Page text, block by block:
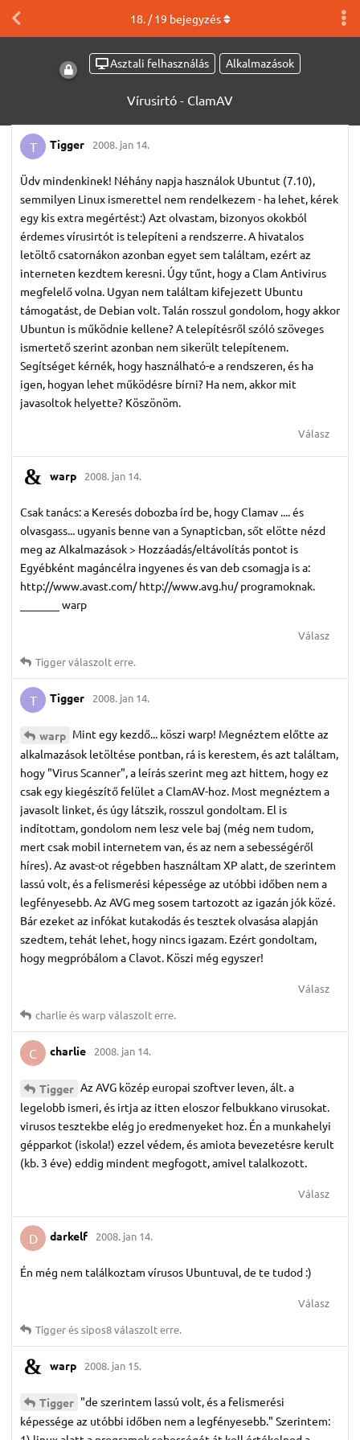
Asztali felhasználás Alkalmazások
Vírusirtó - ClamAV
18. /19 bejegyzés
T Tigger 2008. jan 14.
Üdv mindenkinek! Néhány napja használok Ubuntut (7.10),
semmilyen Linux ismerettel nem rendelkezem - ha lehet, kérek
egy kis extra megértést:) Azt olvastam, bizonyos okokból
érdemes vírusirtót is telepíteni a rendszerre. A hivatalos
letöltő csatornákon azonban egyet sem találtam, ezért az
interneten kezdtem keresni. Úgy tűnt, hogy a Clam Antivirus
megfelelő volna. Ugyan nem találtam kifejezett Ubuntu
támogatást, de Debian volt. Talán rosszul gondolom, hogy akkor
Ubuntun is működnie kellene? A telepítésről szóló szöveges
ismertető szerint azonban nem sikerült telepítenem.
Segítséget kérnék, hogy használható-e a rendszeren, és ha
igen, hogyan lehet működésre bírni? Ha nem, akkor mit
javasoltok helyette? Köszönöm.
Válasz
warp 2008. jan 14.
Csak tanács: a Keresés dobozba írd be, hogy Clamav .... és
olvasgass... ugyanis benne van a Synapticban, sőt elötte nézd
meg az Alkalmazások > Hozzáadás/eltávolítás pontot is
Egyébként magáncélra ingyenes és van deb csomagja is a:
http://www.avast.com/ http://www.avg.hu/ programoknak.
_______ warp
Válasz
Tiggerválaszolt erre.
T Tigger 2008. jan 14.
warp Mint egy kezdő... köszi warp! Megnéztem előtte az
alkalmazások letöltése pontban, rá is kerestem, és azt találtam,
hogy "Virus Scanner", a leírás szerint meg azt hittem, hogy ez
csak egy kiegészítő felület a ClamAV-hoz. Most megnéztem a
javasolt linket, és úgy látszik, rosszul gondoltam. El is
indítottam, gondolom nem lesz vele baj (még nem tudom,
mert csak mobil internetem van, és az nem a sebességéről
híres). Az avast-ot régebben használtam XP alatt, de szerintem
lassú volt, és a felismerési képessége az utóbbi időben nem a
legfényesebb. Az AVG meg sosem tartozott az igazán jók közé.
Bár ezeket az infókat kutakodás és tesztek olvasása alapján
szedtem, tehát lehet, hogy nincs igazam. Ezért gondoltam,
hogy megpróbálom a Clavot. Köszi még egyszer!
Válasz
charlieéswarp válaszolt erre.
C charlie 2008. jan 14.
Tigger Az AVG közép europai szoftver leven, ált. a
legelobb ismeri, és irtja az itten eloszor felbukkano virusokat.
virusos tesztekbe elég jo eredmenyeket hoz. Én a munkahelyi
gépparkot (iskola!) ezzel védem, és amiota bevezetésre kerult
(kb. 3 éve) eddig mindent megfogott, amivel talalkozott.
Válasz
D darkelf 2008. jan 14.
Én még nem találkoztam vírusos Ubuntuval, de te tudod :)
Válasz
Tiggeréssipos8válaszolt erre.
warp 2008. jan 15.
Tigger "de szerintem lassú volt, és a felismerési
képessége az utóbbi időben nem a legfényesebb." Szerintem: